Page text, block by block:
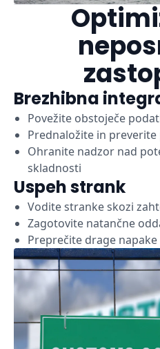
Brezhibna
Povežite obstoječe
Prednaložite in
Ohranite nadzor nad
skladnosti
Uspeh strank
Vodite stranke skozi
Zagotovite natančne
Preprečite drage